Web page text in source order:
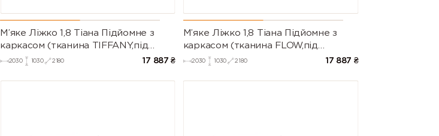
М’яке Ліжко 1,8 Тіана Підйомне з
каркасом (тканина TIFFANY,під
замовлення)
2030 1030 2180 17 887 ₴
М’яке Ліжко 1,8 Тіана Підйомне з
каркасом (тканина FLOW,під
замовлення)
2030 1030 2180 17 887 ₴